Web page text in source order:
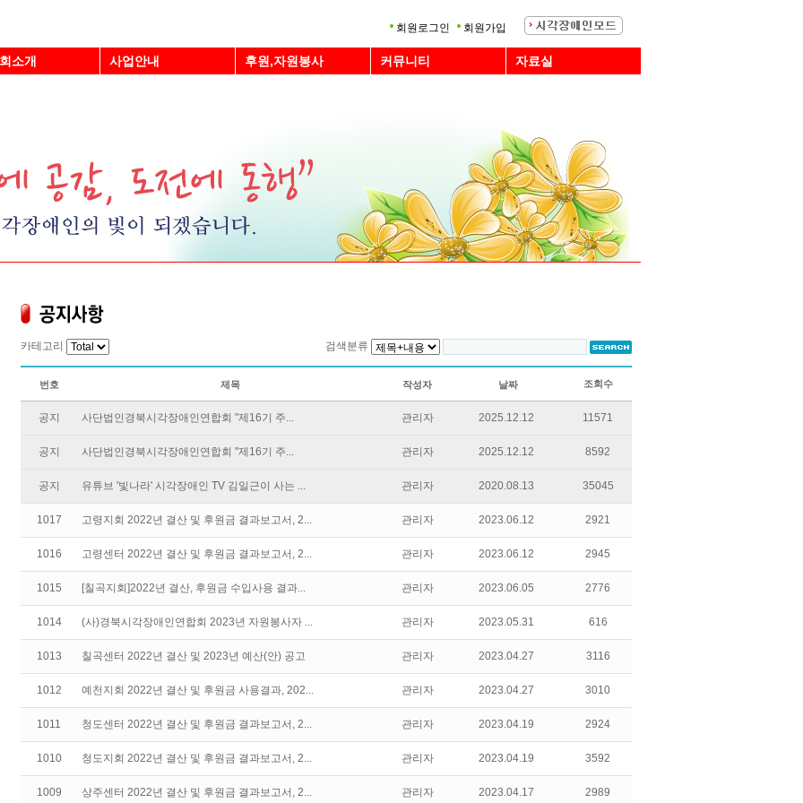
회원로그인 회원가입
소개 사업안내 후원,자원봉사 커뮤니티 자료실
검색분류
카테고리
번호 제목 작성자 날짜 조회수
공지 사단법인경북시각장애인연합회 "제16기 주... 관리자 2025.12.12 11571
공지 사단법인경북시각장애인연합회 "제16기 주... 관리자 2025.12.12 8592
공지 유튜브 '빛나라' 시각장애인 TV 김일근이 사는 ... 관리자 2020.08.13 35045
1017 고령지회 2022년 결산 및 후원금 결과보고서, 2... 관리자 2023.06.12 2921
1016 고령센터 2022년 결산 및 후원금 결과보고서, 2... 관리자 2023.06.12 2945
1015 [칠곡지회]2022년 결산, 후원금 수입사용 결과... 관리자 2023.06.05 2776
1014 (사)경북시각장애인연합회 2023년 자원봉사자 ... 관리자 2023.05.31 616
1013 칠곡센터 2022년 결산 및 2023년 예산(안) 공고 관리자 2023.04.27 3116
1012 예천지회 2022년 결산 및 후원금 사용결과, 202... 관리자 2023.04.27 3010
1011 청도센터 2022년 결산 및 후원금 결과보고서, 2... 관리자 2023.04.19 2924
1010 청도지회 2022년 결산 및 후원금 결과보고서, 2... 관리자 2023.04.19 3592
1009 상주센터 2022년 결산 및 후원금 결과보고서, 2... 관리자 2023.04.17 2989